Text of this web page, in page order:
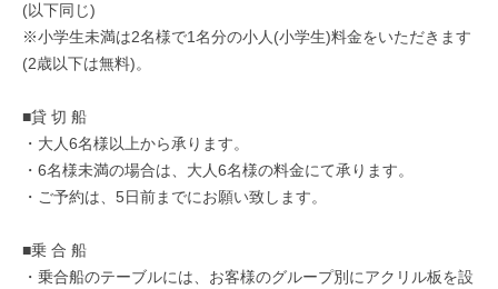
(以下同じ)
※小学生未満は2名様で1名分の小人(小学生)料金をいただきます
(2歳以下は無料)。
■貸 切 船
・大人6名様以上から承ります。
・6名様未満の場合は、大人6名様の料金にて承ります。
・ご予約は、5日前までにお願い致します。
■乗 合 船
・乗合船のテーブルには、お客様のグループ別にアクリル板を設